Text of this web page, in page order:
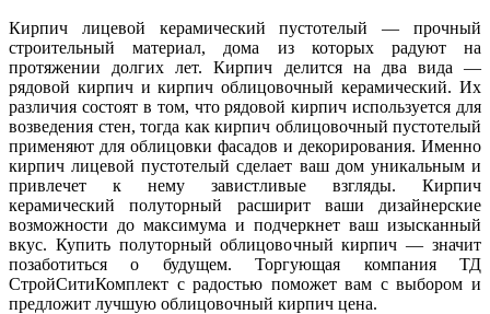
Кирпич лицевой керамический пустотелый — прочный
строительный материал, дома из которых радуют на
протяжении долгих лет. Кирпич делится на два вида —
рядовой кирпич и кирпич облицовочный керамический. Их
различия состоят в том, что рядовой кирпич используется для
возведения стен, тогда как кирпич облицовочный пустотелый
применяют для облицовки фасадов и декорирования. Именно
кирпич лицевой пустотелый сделает ваш дом уникальным и
привлечет к нему завистливые взгляды. Кирпич
керамический полуторный расширит ваши дизайнерские
возможности до максимума и подчеркнет ваш изысканный
вкус. Купить полуторный облицовочный кирпич — значит
позаботиться о будущем. Торгующая компания ТД
СтройСитиКомплект с радостью поможет вам с выбором и
предложит лучшую облицовочный кирпич цена.